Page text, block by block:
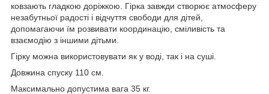
ковзають гладкою доріжкою. Гірка завжди створює атмосферу
незабутньої радості і відчуття свободи для дітей,
допомагаючи їм розвивати координацію, сміливість та
взаємодію з іншими дітьми.
Гірку можна використовувати як у воді, так і на суші.
Довжина спуску 110 см.
Максимально допустима вага 35 кг.